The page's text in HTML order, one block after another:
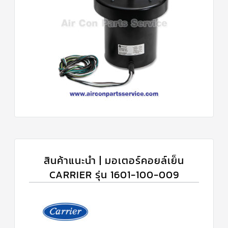
สินค้าแนะนำ | มอเตอร์คอยล์เย็น
CARRIER รุ่น 1601-100-009